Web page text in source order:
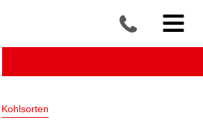
Kohlsorten